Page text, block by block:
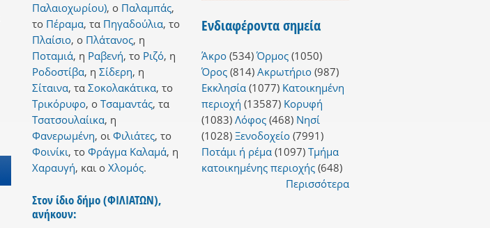
Παλαιοχωρίου), ο Παλαμπάς,
το Πέραμα, τα Πηγαδούλια, το
Πλαίσιο, ο Πλάτανος, η
Ποταμιά, η Ραβενή, το Ριζό, η
Ροδοστίβα, η Σίδερη, η
Σίταινα, τα Σοκολακάτικα, το
Τρικόρυφο, ο Τσαμαντάς, τα
Τσατσουλαίικα, η
Φανερωμένη, οι Φιλιάτες, το
Φοινίκι, το Φράγμα Καλαμά, η
Χαραυγή, και ο Χλομός.
Στον ίδιο δήμο (ΦΙΛΙΑΤΩΝ),
ανήκουν:
Ενδιαφέροντα σημεία
Άκρο(534) Όρμος(1050)
Όρος(814) Ακρωτήριο(987)
Εκκλησία(1077) Κατοικημένη
περιοχή (13587) Κορυφή
(1083) Λόφος(468) Νησί
(1028) Ξενοδοχείο(7991)
Ποτάμι ή ρέμα(1097) Τμήμα
κατοικημένης περιοχής(648)
Περισσότερα